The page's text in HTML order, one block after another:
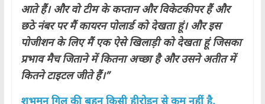
आते हैं। और वो टीम के कप्तान और विकेटकीपर हैं और
छठे नंबर पर मैं कायरन पोलार्ड को देखता हूं। और इस
पोजीशन के लिए मैं एक ऐसे खिलाड़ी को देखता हूं जिसका
प्रभाव मैच जिताने में कितना अच्छा है और उसने अतीत में
कितने टाइटल जीते हैं।”
शुभमन गिल की बहन किसी हीरोइन से कम नहीं है,